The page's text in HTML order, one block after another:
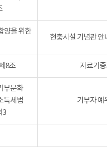
양을 위한
현충시설 기념관 안
8조 자료기증
부문화
득세법
3
기부자 예